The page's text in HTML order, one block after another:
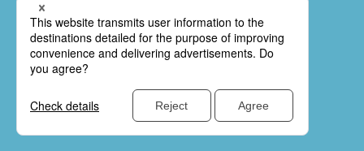
© SHUEISHA Inc. All rights reserved.